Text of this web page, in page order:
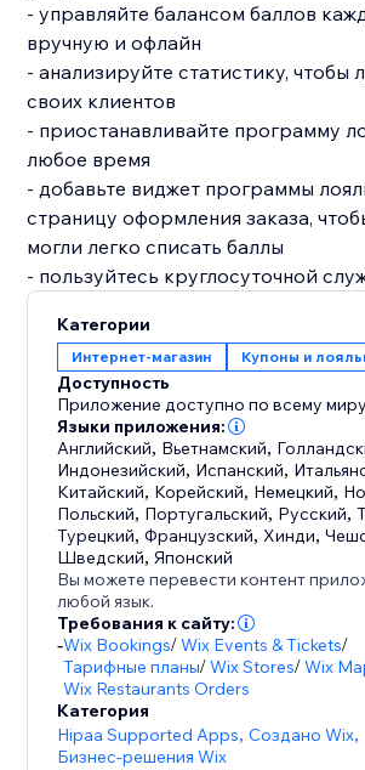
- управляйте балансом баллов
вручную и офлайн
- анализируйте статистику, чтобы
своих клиентов
- приостанавливайте программу
любое время
- добавьте виджет программы
страницу оформления заказа,
могли легко списать баллы
- пользуйтесь круглосуточной
Что могут делать участники
лояльности:
- входить в систему и отслеживать
и бонусов
Категории
Интернет-магазин Купоны и
Доступность
Приложение доступно по всему
Языки приложения:
Английский, Вьетнамский,
Индонезийский, Испанский,
Китайский, Корейский, Немецкий,
Польский, Португальский, Русский,
Турецкий,Французский, Хинди,
Шведский,Японский
Вы можете перевести контент
любой язык.
Требования к сайту:
-Wix Bookings/Wix Events & Tickets/
Тарифные планы/Wix Stores/Wix
Wix Restaurants Orders
Категория
Hipaa Supported Apps,Создано Wix,
Бизнес-решения Wix